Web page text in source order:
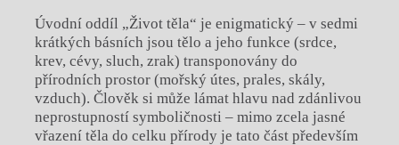
Úvodní oddíl „Život těla“ je enigmatický – v sedmi
krátkých básních jsou tělo a jeho funkce (srdce,
krev, cévy, sluch, zrak) transponovány do
přírodních prostor (mořský útes, prales, skály,
vzduch). Člověk si může lámat hlavu nad zdánlivou
neprostupností symboličnosti – mimo zcela jasné
vřazení těla do celku přírody je tato část především